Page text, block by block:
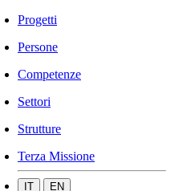
Progetti
Persone
Competenze
Settori
Strutture
Terza Missione
IT EN